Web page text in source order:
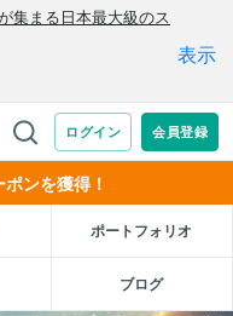
ンを獲得！
ポートフォリオ
ブログ